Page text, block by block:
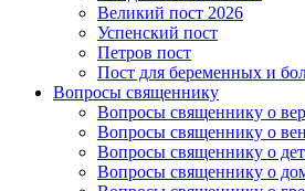
Великий пост 2026
Успенский пост
Петров пост
Пост для беременных и
Вопросы священнику
Вопросы священнику о
Вопросы священнику о
Вопросы священнику о
Вопросы священнику о